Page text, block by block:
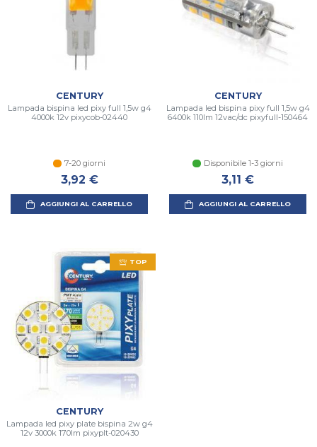
CENTURY
Lampada bispina led pixy full 1,5w g4
4000k 12v pixycob-02440
7-20 giorni
3,92 €
AGGIUNGI AL CARRELLO
CENTURY
Lampada led bispina pixy full 1,5w g4
6400k 110lm 12vac/dc pixyfull-150464
Disponibile 1-3 giorni
3,11 €
AGGIUNGI AL CARRELLO
TOP
CENTURY
Lampada led pixy plate bispina 2w g4
12v 3000k 170lm pixyplt-020430